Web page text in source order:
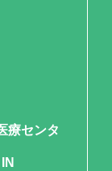
療センタ